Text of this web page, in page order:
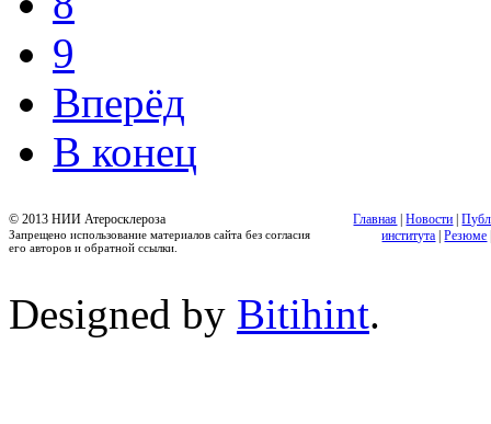
9
Вперёд
В конец
© 2013 НИИ Атеросклероза
Запрещено использование материалов сайта без согласия
его авторов и обратной ссылки.
Главная |Новости |
института |Резюме
Designed by Bitihint.